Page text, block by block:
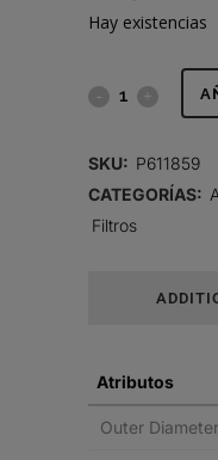
Hay existencias
FILTRO
PRIMARIO
SKU: P611859
CATEGORÍAS:
Filtros
Atributos
Outer Diameter